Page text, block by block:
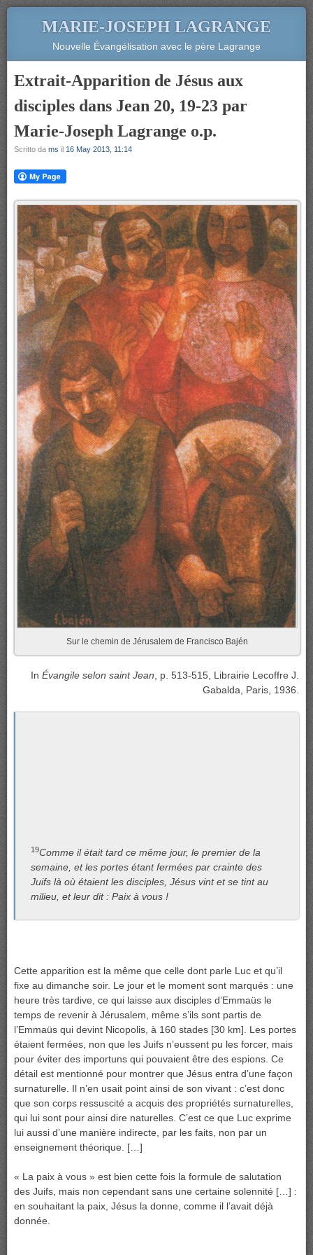
MARIE-JOSEPH LAGRANGE
Nouvelle Évangélisation avec le père Lagrange
Extrait-Apparition de Jésus aux
disciples dans Jean 20, 19-23 par
Marie-Joseph Lagrange o.p.
Scritto da ms il 16 May 2013, 11:14
Sur le chemin de Jérusalem de Francisco Bajén
In Évangile selon saint Jean , p. 513-515, Librairie Lecoffre J.
Gabalda, Paris, 1936.
19Comme il était tard ce même jour, le premier de la
semaine, et les portes étant fermées par crainte des
Juifs là où étaient les disciples, Jésus vint et se tint au
milieu, et leur dit : Paix à vous !
Cette apparition est la même que celle dont parle Luc et qu’il
fixe au dimanche soir. Le jour et le moment sont marqués : une
heure très tardive, ce qui laisse aux disciples d’Emmaüs le
temps de revenir à Jérusalem, même s’ils sont partis de
l’Emmaüs qui devint Nicopolis, à 160 stades [30 km]. Les portes
étaient fermées, non que les Juifs n’eussent pu les forcer, mais
pour éviter des importuns qui pouvaient être des espions. Ce
détail est mentionné pour montrer que Jésus entra d’une façon
surnaturelle. Il n’en usait point ainsi de son vivant : c’est donc
que son corps ressuscité a acquis des propriétés surnaturelles,
qui lui sont pour ainsi dire naturelles. C’est ce que Luc exprime
lui aussi d’une manière indirecte, par les faits, non par un
enseignement théorique. […]
« La paix à vous » est bien cette fois la formule de salutation
des Juifs, mais non cependant sans une certaine solennité […] :
en souhaitant la paix, Jésus la donne, comme il l’avait déjà
donnée.